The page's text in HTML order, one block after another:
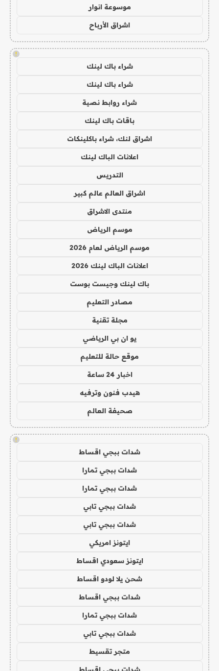
موسوعة انوار
اشراق الأرباح
!
شراء باك لينك
شراء باك لينك
شراء روابط نصية
باقات باك لينك
اشراق لنك، شراء باكلينكات
اعلانات الباك لينك
التدريس
اشراق العالم عالم كبير
منتدى الاشراق
موسم الرياض
موسم الرياض لعام 2026
اعلانات الباك لينك 2026
باك لينك وجيست بوست
مصادر التعليم
مجلة تقنية
يو ان بي الرياضي
موقع حالة للتعليم
اخبار 24 ساعة
هيدب فنون وترفيه
صحيفة العالم
!
شدات ببجي اقساط
شدات ببجي تمارا
شدات ببجي تمارا
شدات ببجي تابي
شدات ببجي تابي
ايتونز امريكي
ايتونز سعودي اقساط
شحن يلا لودو اقساط
شدات ببجي اقساط
شدات ببجي تمارا
شدات ببجي تابي
متجر تقسيط